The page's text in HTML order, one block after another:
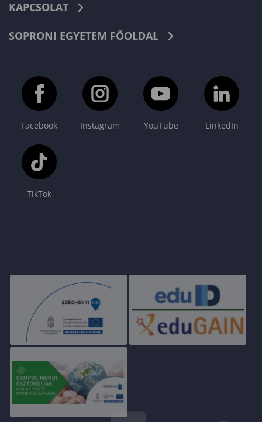
KAPCSOLAT
SOPRONI EGYETEM FŐOLDAL
Facebook Instagram YouTube LinkedIn
TikTok